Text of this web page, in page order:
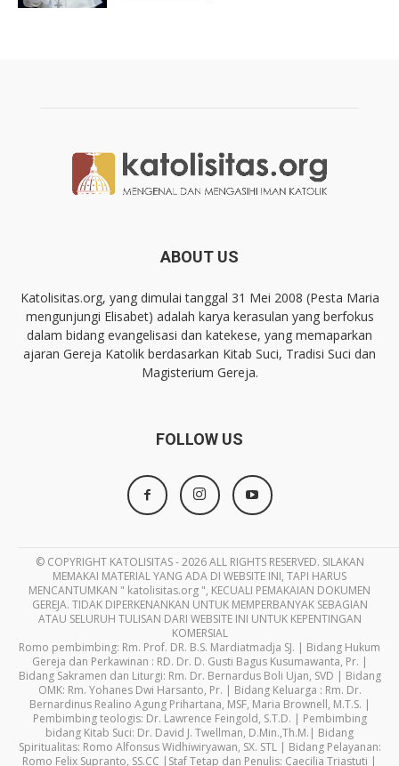
ABOUT US
Katolisitas.org, yang dimulai tanggal 31 Mei 2008 (Pesta Maria
mengunjungi Elisabet) adalah karya kerasulan yang berfokus
dalam bidang evangelisasi dan katekese, yang memaparkan
ajaran Gereja Katolik berdasarkan Kitab Suci, Tradisi Suci dan
Magisterium Gereja.
FOLLOW US
© COPYRIGHT KATOLISITAS - 2026 ALL RIGHTS RESERVED. SILAKAN
MEMAKAI MATERIAL YANG ADA DI WEBSITE INI, TAPI HARUS
MENCANTUMKAN " katolisitas.org ", KECUALI PEMAKAIAN DOKUMEN
GEREJA. TIDAK DIPERKENANKAN UNTUK MEMPERBANYAK SEBAGIAN
ATAU SELURUH TULISAN DARI WEBSITE INI UNTUK KEPENTINGAN
KOMERSIAL
Romo pembimbing: Rm. Prof. DR. B.S. Mardiatmadja SJ. | Bidang Hukum
Gereja dan Perkawinan : RD. Dr. D. Gusti Bagus Kusumawanta, Pr. |
Bidang Sakramen dan Liturgi: Rm. Dr. Bernardus Boli Ujan, SVD | Bidang
OMK: Rm. Yohanes Dwi Harsanto, Pr. | Bidang Keluarga : Rm. Dr.
Bernardinus Realino Agung Prihartana, MSF, Maria Brownell, M.T.S. |
Pembimbing teologis: Dr. Lawrence Feingold, S.T.D. | Pembimbing
bidang Kitab Suci: Dr. David J. Twellman, D.Min.,Th.M.| Bidang
Spiritualitas: Romo Alfonsus Widhiwiryawan, SX. STL | Bidang Pelayanan:
Romo Felix Supranto, SS.CC |Staf Tetap dan Penulis: Caecilia Triastuti |